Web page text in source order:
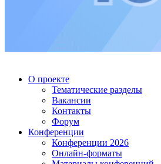
О проекте
Тематические разделы
Вакансии
Контакты
Форум
Конференции
Конференции 2026
Онлайн-форматы